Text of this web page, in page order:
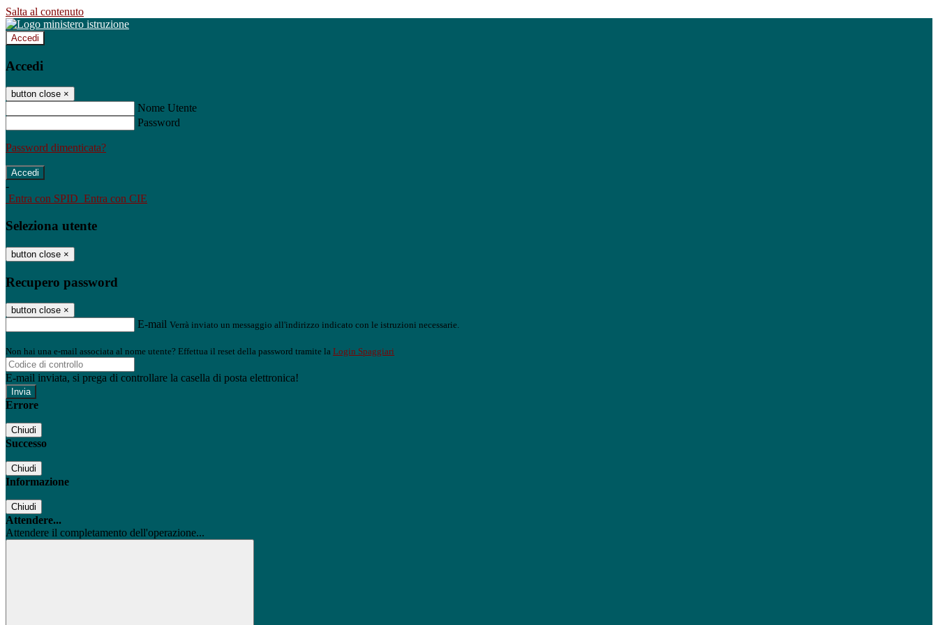
Salta al contenuto
Accedi
Accedi
button close ×
Nome Utente
Password
Password dimenticata?
-
Entra con SPID Entra con CIE
Seleziona utente
button close ×
Recupero password
button close ×
E-mail Verrà inviato un messaggio all'indirizzo indicato con le istruzioni necessarie.
Non hai una e-mail associata al nome utente? Effettua il reset della password tramite la Login Spaggiari
E-mail inviata, si prega di controllare la casella di posta elettronica!
Errore
Chiudi
Successo
Chiudi
Informazione
Chiudi
Attendere...
Attendere il completamento dell'operazione...